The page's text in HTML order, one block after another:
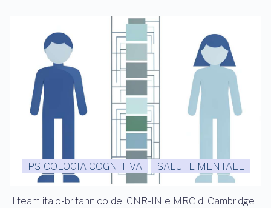
PSICOLOGIA COGNITIVA SALUTE MENTALE
Il team italo-britannico del CNR-IN e MRC di Cambridge